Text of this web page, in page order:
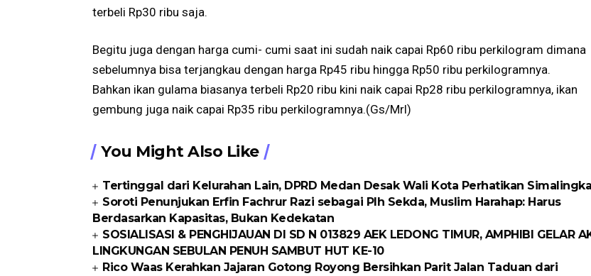
terbeli Rp30 ribu saja.
Begitu juga dengan harga cumi- cumi saat ini sudah naik capai Rp60 ribu perkilogram dimana
sebelumnya bisa terjangkau dengan harga Rp45 ribu hingga Rp50 ribu perkilogramnya.
Bahkan ikan gulama biasanya terbeli Rp20 ribu kini naik capai Rp28 ribu perkilogramnya, ikan
gembung juga naik capai Rp35 ribu perkilogramnya.(Gs/Mrl)
You Might Also Like
Tertinggal dari Kelurahan Lain, DPRD Medan Desak Wali Kota Perhatikan
Soroti Penunjukan Erfin Fachrur Razi sebagai Plh Sekda, Muslim Harahap: Harus
Berdasarkan Kapasitas, Bukan Kedekatan
SOSIALISASI & PENGHIJAUAN DI SD N 013829 AEK LEDONG TIMUR, AMPHIBI GELAR
LINGKUNGAN SEBULAN PENUH SAMBUT HUT KE-10
Rico Waas Kerahkan Jajaran Gotong Royong Bersihkan Parit Jalan Taduan dari